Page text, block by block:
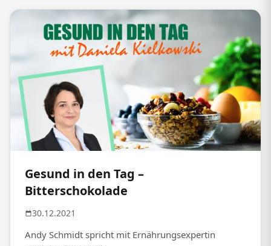
Gesund in den Tag –
Bitterschokolade
30.12.2021
Andy Schmidt spricht mit Ernährungsexpertin